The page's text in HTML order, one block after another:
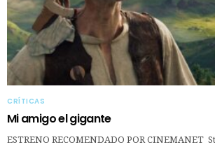
CRÍTICAS
Mi amigo el gigante
ESTRENO RECOMENDADO POR CINEMANET